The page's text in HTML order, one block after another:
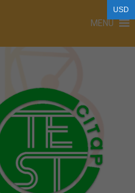
MENU
USD